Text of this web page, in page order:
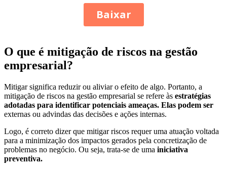
O que é mitigação de riscos na gestão
empresarial?
Mitigar significa reduzir ou aliviar o efeito de algo. Portanto, a
mitigação de riscos na gestão empresarial se refere às estratégias
adotadas para identificar potenciais ameaças. Elas podem ser
externas ou advindas das decisões e ações internas.
Logo, é correto dizer que mitigar riscos requer uma atuação voltada
para a minimização dos impactos gerados pela concretização de
problemas no negócio. Ou seja, trata-se de uma iniciativa
preventiva.